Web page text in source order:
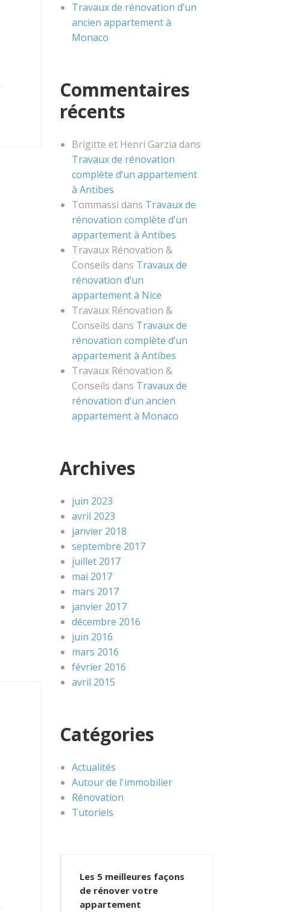
Travaux de rénovation d’un
ancien appartement à
Monaco
Commentaires
récents
Brigitte et Henri Garzia dans
Travaux de rénovation
complète d’un appartement
à Antibes
Tommassi dans Travaux de
rénovation complète d’un
appartement à Antibes
Travaux Rénovation &
Conseils dans Travaux de
rénovation d’un
appartement à Nice
Travaux Rénovation &
Conseils dans Travaux de
rénovation complète d’un
appartement à Antibes
Travaux Rénovation &
Conseils dans Travaux de
rénovation d’un ancien
appartement à Monaco
Archives
juin 2023
avril 2023
janvier 2018
septembre 2017
juillet 2017
mai 2017
mars 2017
janvier 2017
décembre 2016
juin 2016
mars 2016
février 2016
avril 2015
Catégories
Actualités
Autour de l'immobilier
Rénovation
Tutoriels
Les 5 meilleures façons
de rénover votre
appartement